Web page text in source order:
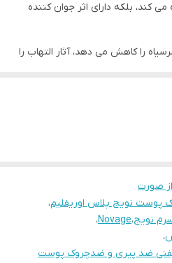
کند، بلکه دارای اثر جوان کننده
را کاهش می دهد، آثار التهاب را
چین و چروک تحریک می کند
شود و پوست را صاف و هیدراته
صورت
نویج پلاس اوریفلیم،
نویج،Novage،
،
ضد پیری و ضدچروک پوست